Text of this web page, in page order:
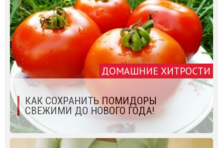
ДОМАШНИЕ ХИТРОСТИ
КАК СОХРАНИТЬ ПОМИДОРЫ
СВЕЖИМИ ДО НОВОГО ГОДА!